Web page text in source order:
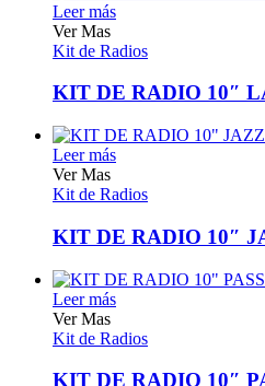
Leer más
Ver Mas
Kit de Radios
KIT DE RADIO 10″
Leer más
Ver Mas
Kit de Radios
KIT DE RADIO 10″
Leer más
Ver Mas
Kit de Radios
KIT DE RADIO 10″